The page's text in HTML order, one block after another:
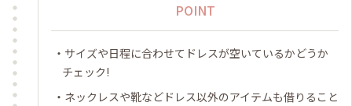
POINT
サイズや日程に合わせてドレスが空いているかどうか
チェック!
ネックレスや靴などドレス以外のアイテムも借りること